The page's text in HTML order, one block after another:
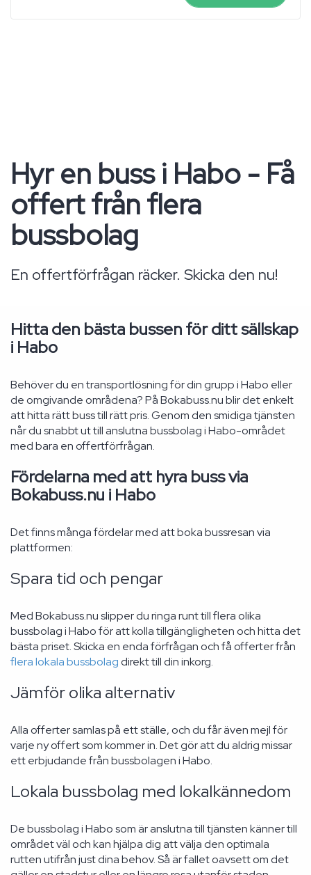
Hyr en buss i Habo - Få
offert från flera
bussbolag
En offertförfrågan räcker. Skicka den nu!
Hitta den bästa bussen för ditt sällskap
i Habo
Behöver du en transportlösning för din grupp i Habo eller
de omgivande områdena? På Bokabuss.nu blir det enkelt
att hitta rätt buss till rätt pris. Genom den smidiga tjänsten
når du snabbt ut till anslutna bussbolag i Habo-området
med bara en offertförfrågan.
Fördelarna med att hyra buss via
Bokabuss.nu i Habo
Det finns många fördelar med att boka bussresan via
plattformen:
Spara tid och pengar
Med Bokabuss.nu slipper du ringa runt till flera olika
bussbolag i Habo för att kolla tillgängligheten och hitta det
bästa priset. Skicka en enda förfrågan och få offerter från
flera lokala bussbolag direkt till din inkorg.
Jämför olika alternativ
Alla offerter samlas på ett ställe, och du får även mejl för
varje ny offert som kommer in. Det gör att du aldrig missar
ett erbjudande från bussbolagen i Habo.
Lokala bussbolag med lokalkännedom
De bussbolag i Habo som är anslutna till tjänsten känner till
området väl och kan hjälpa dig att välja den optimala
rutten utifrån just dina behov. Så är fallet oavsett om det